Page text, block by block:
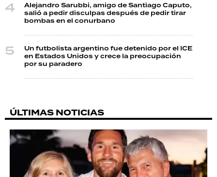
Alejandro Sarubbi, amigo de Santiago Caputo,
salió a pedir disculpas después de pedir tirar
bombas en el conurbano
Un futbolista argentino fue detenido por el ICE
en Estados Unidos y crece la preocupación
por su paradero
ÚLTIMAS NOTICIAS